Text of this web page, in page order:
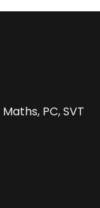
PC, SVT